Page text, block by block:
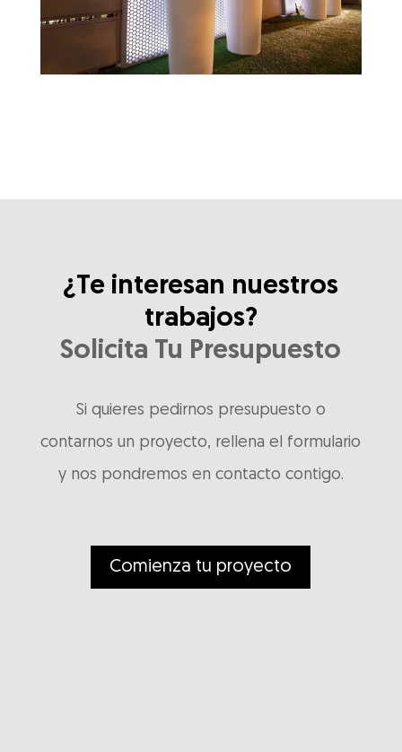
¿Te interesan nuestros
trabajos?
Solicita Tu Presupuesto
Si quieres pedirnos presupuesto o
contarnos un proyecto, rellena el formulario
y nos pondremos en contacto contigo.
Comienza tu proyecto